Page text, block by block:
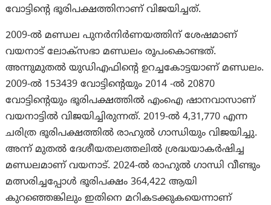
വോട്ടിന്‍റെ ഭൂരിപക്ഷത്തിനാണ്‌ വിജയിച്ചത്‌.
2009-ല്‍ മണ്ഡല പുനര്‍നിര്‍ണയത്തിന് ശേഷമാണ്
വയനാട് ലോക്‌സഭാ മണ്ഡലം രൂപംകൊണ്ടത്.
അന്നുമുതല്‍ യുഡിഎഫിന്‍റെ ഉറച്ചകോട്ടയാണ് മണ്ഡലം.
2009-ല്‍ 153439 വോട്ടിന്‍റെയും 2014 -ല്‍ 20870
വോട്ടിന്‍റെയും ഭൂരിപക്ഷത്തില്‍ എംഐ ഷാനവാസാണ്
വയനാട്ടില്‍ വിജയിച്ചിരുന്നത്. 2019-ല്‍ 4,31,770 എന്ന
ചരിത്ര ഭൂരിപക്ഷത്തില്‍ രാഹുൽ ഗാന്ധിയും വിജയിച്ചു.
അന്ന് മുതല്‍ ദേശീയതലത്തലില്‍ ശ്രദ്ധയാകര്‍ഷിച്ച
മണ്ഡലമാണ് വയനാട്. 2024-ല്‍ രാഹുല്‍ ഗാന്ധി വീണ്ടും
മത്സരിച്ചപ്പോള്‍ ഭൂരിപക്ഷം 364,422 ആയി
കുറഞ്ഞെങ്കിലും ഇതിനെ മറികടക്കുകയെന്നാണ്